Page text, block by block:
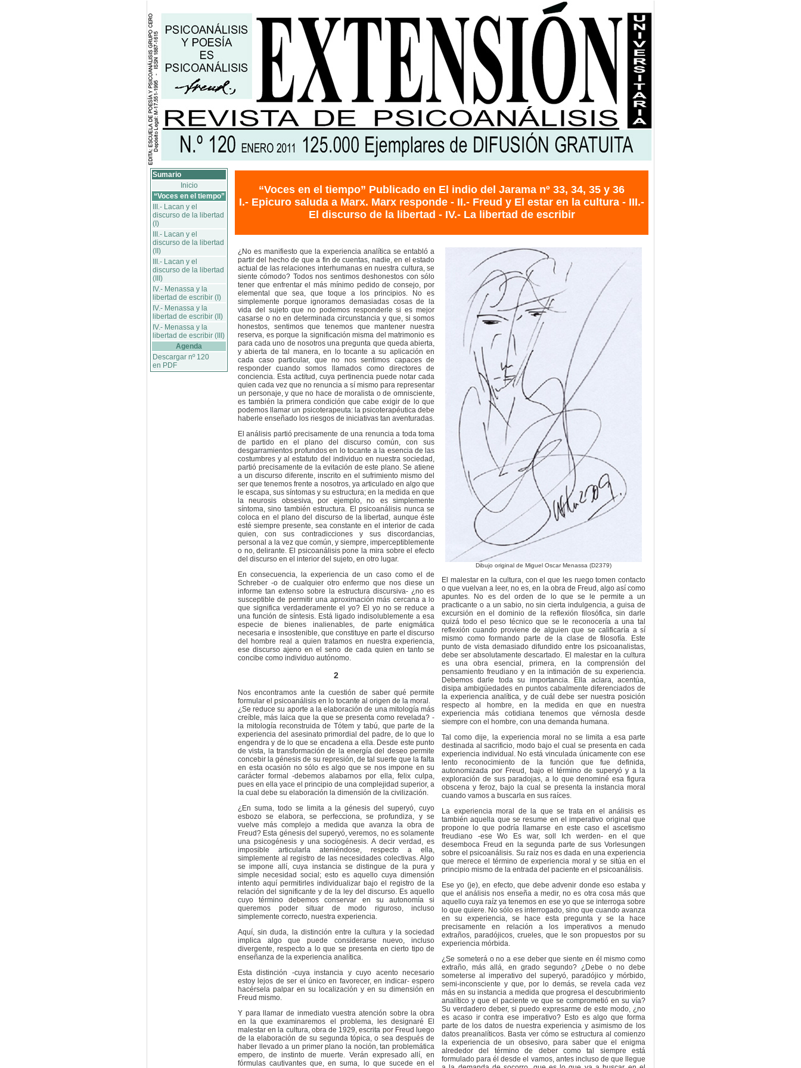
Sumario
Inicio
“Voces en el tiempo”
III.- Lacan y el
discurso de la libertad
(I)
III.- Lacan y el
discurso de la libertad
(II)
III.- Lacan y el
discurso de la libertad
(III)
IV.- Menassa y la
libertad de escribir (I)
IV.- Menassa y la
libertad de escribir (II)
IV.- Menassa y la
libertad de escribir (III)
Agenda
Descargar nº 120
en PDF
“Voces en el tiempo” Publicado en El indio del Jarama nº 33, 34, 35 y 36
I.- Epicuro saluda a Marx. Marx responde - II.- Freud y El estar en la cultura - III.-
El discurso de la libertad - IV.- La libertad de escribir
¿No es manifiesto que la experiencia analítica se entabló a
partir del hecho de que a fin de cuentas, nadie, en el estado
actual de las relaciones interhumanas en nuestra cultura, se
siente cómodo? Todos nos sentimos deshonestos con sólo
tener que enfrentar el más mínimo pedido de consejo, por
elemental que sea, que toque a los principios. No es
simplemente porque ignoramos demasiadas cosas de la
vida del sujeto que no podemos responderle si es mejor
casarse o no en determinada circunstancia y que, si somos
honestos, sentimos que tenemos que mantener nuestra
reserva, es porque la significación misma del matrimonio es
para cada uno de nosotros una pregunta que queda abierta,
y abierta de tal manera, en lo tocante a su aplicación en
cada caso particular, que no nos sentimos capaces de
responder cuando somos llamados como directores de
conciencia. Esta actitud, cuya pertinencia puede notar cada
quien cada vez que no renuncia a sí mismo para representar
un personaje, y que no hace de moralista o de omnisciente,
es también la primera condición que cabe exigir de lo que
podemos llamar un psicoterapeuta: la psicoterapéutica debe
haberle enseñado los riesgos de iniciativas tan aventuradas.
El análisis partió precisamente de una renuncia a toda toma
de partido en el plano del discurso común, con sus
desgarramientos profundos en lo tocante a la esencia de las
costumbres y al estatuto del individuo en nuestra sociedad,
partió precisamente de la evitación de este plano. Se atiene
a un discurso diferente, inscrito en el sufrimiento mismo del
ser que tenemos frente a nosotros, ya articulado en algo que
le escapa, sus síntomas y su estructura; en la medida en que
la neurosis obsesiva, por ejemplo, no es simplemente
síntoma, sino también estructura. El psicoanálisis nunca se
coloca en el plano del discurso de la libertad, aunque éste
esté siempre presente, sea constante en el interior de cada
quien, con sus contradicciones y sus discordancias,
personal a la vez que común, y siempre, imperceptiblemente
o no, delirante. El psicoanálisis pone la mira sobre el efecto
del discurso en el interior del sujeto, en otro lugar.
En consecuencia, la experiencia de un caso como el de
Schreber -o de cualquier otro enfermo que nos diese un
informe tan extenso sobre la estructura discursiva- ¿no es
susceptible de permitir una aproximación más cercana a lo
que significa verdaderamente el yo? El yo no se reduce a
una función de síntesis. Está ligado indisolublemente a esa
especie de bienes inalienables, de parte enigmática
necesaria e insostenible, que constituye en parte el discurso
del hombre real a quien tratamos en nuestra experiencia,
ese discurso ajeno en el seno de cada quien en tanto se
concibe como individuo autónomo.
2
Nos encontramos ante la cuestión de saber qué permite
formular el psicoanálisis en lo tocante al origen de la moral.
¿Se reduce su aporte a la elaboración de una mitología más
creíble, más laica que la que se presenta como revelada? -
la mitología reconstruida de Tótem y tabú, que parte de la
experiencia del asesinato primordial del padre, de lo que lo
engendra y de lo que se encadena a ella. Desde este punto
de vista, la transformación de la energía del deseo permite
concebir la génesis de su represión, de tal suerte que la falta
en esta ocasión no sólo es algo que se nos impone en su
carácter formal -debemos alabarnos por ella, felix culpa,
pues en ella yace el principio de una complejidad superior, a
la cual debe su elaboración la dimensión de la civilización.
¿En suma, todo se limita a la génesis del superyó, cuyo
esbozo se elabora, se perfecciona, se profundiza, y se
vuelve más complejo a medida que avanza la obra de
Freud? Esta génesis del superyó, veremos, no es solamente
una psicogénesis y una sociogénesis. A decir verdad, es
imposible articularla ateniéndose, respecto a ella,
simplemente al registro de las necesidades colectivas. Algo
se impone allí, cuya instancia se distingue de la pura y
simple necesidad social; esto es aquello cuya dimensión
intento aquí permitirles individualizar bajo el registro de la
relación del significante y de la ley del discurso. Es aquello
cuyo término debemos conservar en su autonomía si
queremos poder situar de modo riguroso, incluso
simplemente correcto, nuestra experiencia.
Aquí, sin duda, la distinción entre la cultura y la sociedad
implica algo que puede considerarse nuevo, incluso
divergente, respecto a lo que se presenta en cierto tipo de
enseñanza de la experiencia analítica.
Esta distinción -cuya instancia y cuyo acento necesario
estoy lejos de ser el único en favorecer, en indicar- espero
hacérsela palpar en su localización y en su dimensión en
Freud mismo.
Y para llamar de inmediato vuestra atención sobre la obra
en la que examinaremos el problema, les designaré El
malestar en la cultura, obra de 1929, escrita por Freud luego
de la elaboración de su segunda tópica, o sea después de
haber llevado a un primer plano la noción, tan problemática
empero, de instinto de muerte. Verán expresado allí, en
fórmulas cautivantes que, en suma, lo que sucede en el
Dibujo original de Miguel Oscar Menassa (D2379)
El malestar en la cultura, con el que les ruego tomen contacto
o que vuelvan a leer, no es, en la obra de Freud, algo así como
apuntes. No es del orden de lo que se le permite a un
practicante o a un sabio, no sin cierta indulgencia, a guisa de
excursión en el dominio de la reflexión filosófica, sin darle
quizá todo el peso técnico que se le reconocería a una tal
reflexión cuando proviene de alguien que se calificaría a sí
mismo como formando parte de la clase de filosofía. Este
punto de vista demasiado difundido entre los psicoanalistas,
debe ser absolutamente descartado. El malestar en la cultura
es una obra esencial, primera, en la comprensión del
pensamiento freudiano y en la intimación de su experiencia.
Debemos darle toda su importancia. Ella aclara, acentúa,
disipa ambigüedades en puntos cabalmente diferenciados de
la experiencia analítica, y de cuál debe ser nuestra posición
respecto al hombre, en la medida en que en nuestra
experiencia más cotidiana tenemos que vérnosla desde
siempre con el hombre, con una demanda humana.
Tal como dije, la experiencia moral no se limita a esa parte
destinada al sacrificio, modo bajo el cual se presenta en cada
experiencia individual. No está vinculada únicamente con ese
lento reconocimiento de la función que fue definida,
autonomizada por Freud, bajo el término de superyó y a la
exploración de sus paradojas, a lo que denominé esa figura
obscena y feroz, bajo la cual se presenta la instancia moral
cuando vamos a buscarla en sus raíces.
La experiencia moral de la que se trata en el análisis es
también aquella que se resume en el imperativo original que
propone lo que podría llamarse en este caso el ascetismo
freudiano -ese Wo Es war, soll Ich werden- en el que
desemboca Freud en la segunda parte de sus Vorlesungen
sobre el psicoanálisis. Su raíz nos es dada en una experiencia
que merece el término de experiencia moral y se sitúa en el
principio mismo de la entrada del paciente en el psicoanálisis.
Ese yo (je), en efecto, que debe advenir donde eso estaba y
que el análisis nos enseña a medir, no es otra cosa más que
aquello cuya raíz ya tenemos en ese yo que se interroga sobre
lo que quiere. No sólo es interrogado, sino que cuando avanza
en su experiencia, se hace esta pregunta y se la hace
precisamente en relación a los imperativos a menudo
extraños, paradójicos, crueles, que le son propuestos por su
experiencia mórbida.
¿Se someterá o no a ese deber que siente en él mismo como
extraño, más allá, en grado segundo? ¿Debe o no debe
someterse al imperativo del superyó, paradójico y mórbido,
semi-inconsciente y que, por lo demás, se revela cada vez
más en su instancia a medida que progresa el descubrimiento
analítico y que el paciente ve que se comprometió en su vía?
Su verdadero deber, si puedo expresarme de este modo, ¿no
es acaso ir contra ese imperativo? Esto es algo que forma
parte de los datos de nuestra experiencia y asimismo de los
datos preanalíticos. Basta ver cómo se estructura al comienzo
la experiencia de un obsesivo, para saber que el enigma
alrededor del término de deber como tal siempre está
formulado para él desde el vamos, antes incluso de que llegue